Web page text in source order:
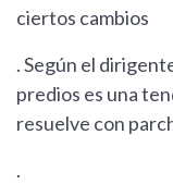
ciertos cambios
. Según el
predios es una
resuelve con
.